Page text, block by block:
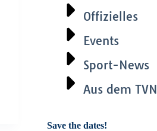
Offizielles
Events
Sport-News
Aus dem TVN
Save the dates!